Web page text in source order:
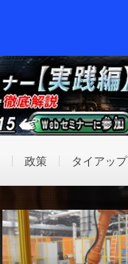
政策 タイアップ